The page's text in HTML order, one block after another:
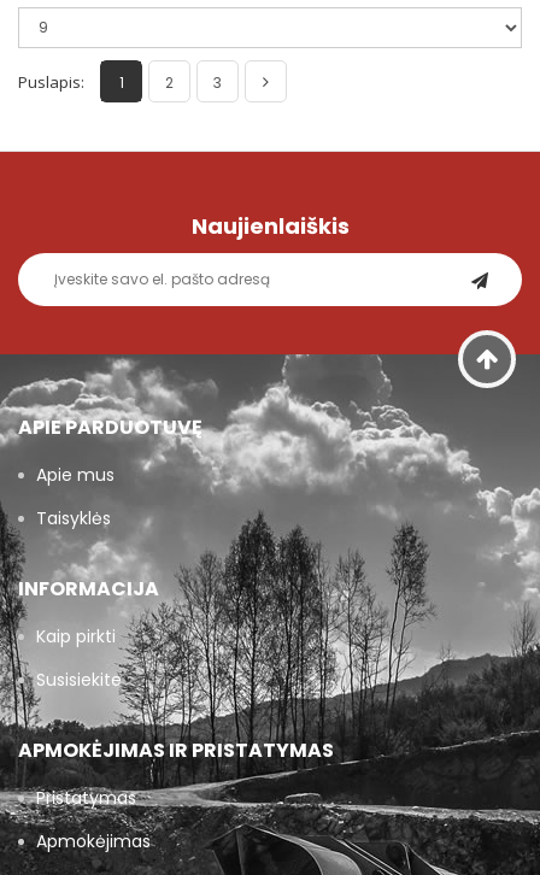
Puslapis: 1 2 3
Naujienlaiškis
APIE PARDUOTUVĘ
Apie mus
Taisyklės
INFORMACIJA
Kaip pirkti
Susisiekite
APMOKĖJIMAS IR PRISTATYMAS
Pristatymas
Apmokėjimas